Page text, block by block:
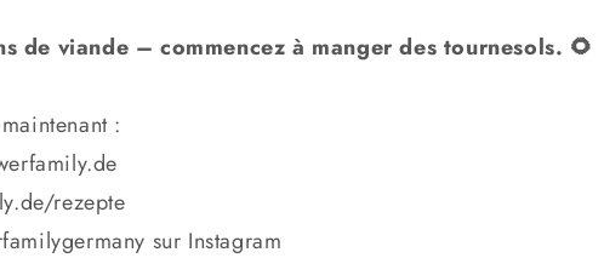
de viande – commencez à manger des tournesols. 🌻
:
rezepte
sur Instagram